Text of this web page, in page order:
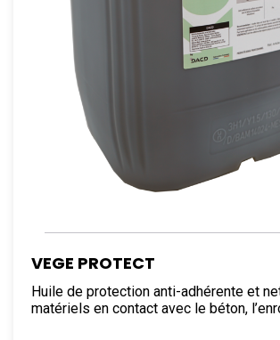
VEGE PROTECT
Huile de protection anti-adhérente et
matériels en contact avec le béton,